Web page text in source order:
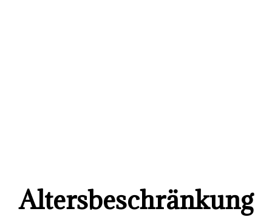
Altersbeschränkung